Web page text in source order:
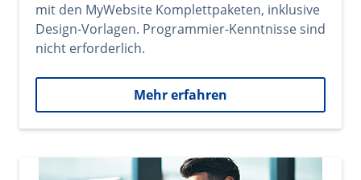
mit den MyWebsite Komplettpaketen, inklusive
Design-Vorlagen. Programmier-Kenntnisse sind
nicht erforderlich.
Mehr erfahren